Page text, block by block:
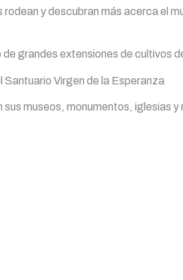
y descubran más acerca el
de grandes extensiones de cultivos
Santuario Virgen de la Esperanza
museos, monumentos, iglesias y